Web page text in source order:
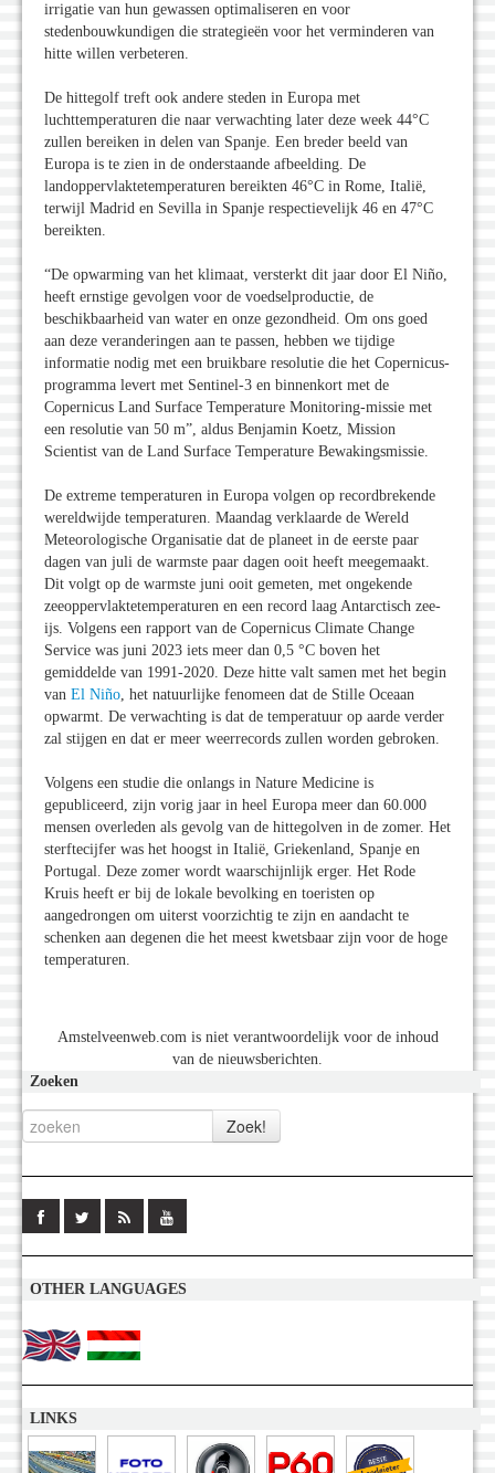
irrigatie van hun gewassen optimaliseren en voor
stedenbouwkundigen die strategieën voor het verminderen van
hitte willen verbeteren.
De hittegolf treft ook andere steden in Europa met
luchttemperaturen die naar verwachting later deze week 44°C
zullen bereiken in delen van Spanje. Een breder beeld van
Europa is te zien in de onderstaande afbeelding. De
landoppervlaktetemperaturen bereikten 46°C in Rome, Italië,
terwijl Madrid en Sevilla in Spanje respectievelijk 46 en 47°C
bereikten.
“De opwarming van het klimaat, versterkt dit jaar door El Niño,
heeft ernstige gevolgen voor de voedselproductie, de
beschikbaarheid van water en onze gezondheid. Om ons goed
aan deze veranderingen aan te passen, hebben we tijdige
informatie nodig met een bruikbare resolutie die het Copernicus-
programma levert met Sentinel-3 en binnenkort met de
Copernicus Land Surface Temperature Monitoring-missie met
een resolutie van 50 m”, aldus Benjamin Koetz, Mission
Scientist van de Land Surface Temperature Bewakingsmissie.
De extreme temperaturen in Europa volgen op recordbrekende
wereldwijde temperaturen. Maandag verklaarde de Wereld
Meteorologische Organisatie dat de planeet in de eerste paar
dagen van juli de warmste paar dagen ooit heeft meegemaakt.
Dit volgt op de warmste juni ooit gemeten, met ongekende
zeeoppervlaktetemperaturen en een record laag Antarctisch zee-
ijs. Volgens een rapport van de Copernicus Climate Change
Service was juni 2023 iets meer dan 0,5 °C boven het
gemiddelde van 1991-2020. Deze hitte valt samen met het begin
van El Niño, het natuurlijke fenomeen dat de Stille Oceaan
opwarmt. De verwachting is dat de temperatuur op aarde verder
zal stijgen en dat er meer weerrecords zullen worden gebroken.
Volgens een studie die onlangs in Nature Medicine is
gepubliceerd, zijn vorig jaar in heel Europa meer dan 60.000
mensen overleden als gevolg van de hittegolven in de zomer. Het
sterftecijfer was het hoogst in Italië, Griekenland, Spanje en
Portugal. Deze zomer wordt waarschijnlijk erger. Het Rode
Kruis heeft er bij de lokale bevolking en toeristen op
aangedrongen om uiterst voorzichtig te zijn en aandacht te
schenken aan degenen die het meest kwetsbaar zijn voor de hoge
temperaturen.
Amstelveenweb.com is niet verantwoordelijk voor de inhoud
van de nieuwsberichten.
Zoeken
OTHER LANGUAGES
LINKS